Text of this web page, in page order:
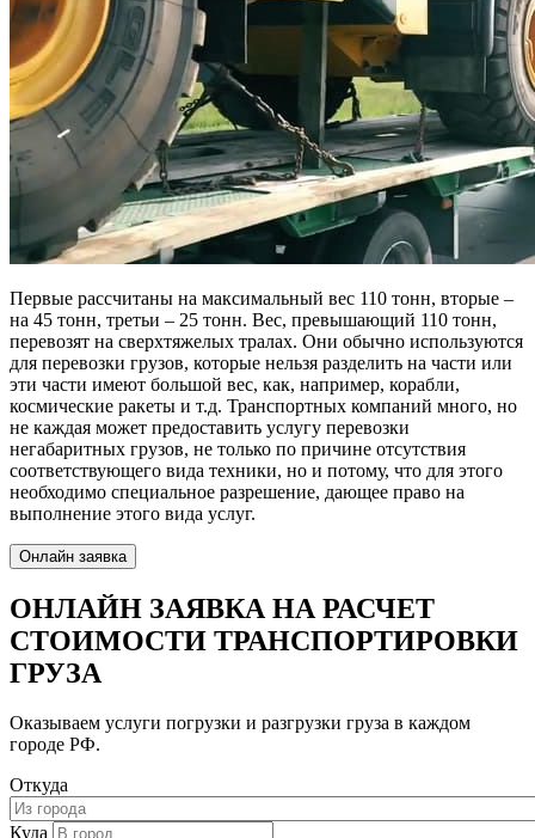
Первые рассчитаны на максимальный вес 110 тонн, вторые –
на 45 тонн, третьи – 25 тонн. Вес, превышающий 110 тонн,
перевозят на сверхтяжелых тралах. Они обычно используются
для перевозки грузов, которые нельзя разделить на части или
эти части имеют большой вес, как, например, корабли,
космические ракеты и т.д. Транспортных компаний много, но
не каждая может предоставить услугу перевозки
негабаритных грузов, не только по причине отсутствия
соответствующего вида техники, но и потому, что для этого
необходимо специальное разрешение, дающее право на
выполнение этого вида услуг.
Онлайн заявка
ОНЛАЙН ЗАЯВКА НА РАСЧЕТ
СТОИМОСТИ ТРАНСПОРТИРОВКИ
ГРУЗА
Оказываем услуги погрузки и разгрузки груза в каждом
городе РФ.
Откуда
Куда